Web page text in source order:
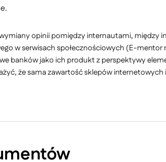
opinii pomiędzy internautami, między
w serwisach społecznościowych (E-mentor
banków jako ich produkt z perspektywy
że sama zawartość sklepów internetowych